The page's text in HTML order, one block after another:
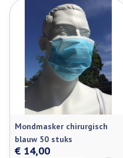
Mondmasker chirurgisch
blauw 50 stuks
€ 14,00